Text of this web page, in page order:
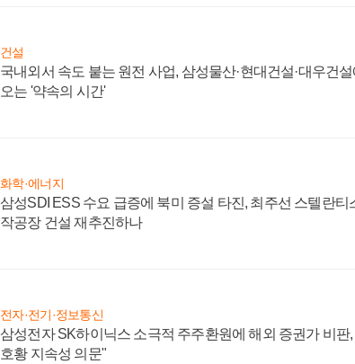
건설
국내외서 속도 붙는 원전 사업, 삼성물산·현대건설·대우건
오는 '약속의 시간'
화학·에너지
삼성SDI ESS 수요 급증에 북미 증설 타진, 최주선 스텔란티
작공장 건설 재추진하나
전자·전기·정보통신
삼성전자 SK하이닉스 소극적 주주환원에 해외 증권가 비판,
호황 지속성 의문"